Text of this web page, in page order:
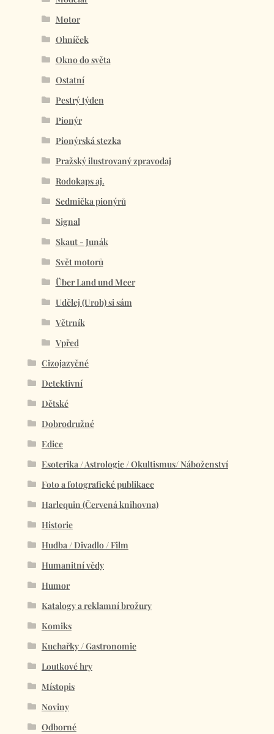
Motor
Ohníček
Okno do světa
Ostatní
Pestrý týden
Pionýr
Pionýrská stezka
Pražský ilustrovaný zpravodaj
Rodokaps aj.
Sedmička pionýrů
Signal
Skaut - Junák
Svět motorů
Über Land und Meer
Udělej (Urob) si sám
Větrník
Vpřed
Cizojazyčné
Detektivní
Dětské
Dobrodružné
Edice
Esoterika / Astrologie / Okultismus/ Náboženství
Foto a fotografické publikace
Harlequin (Červená knihovna)
Historie
Hudba / Divadlo / Film
Humanitní vědy
Humor
Katalogy a reklamní brožury
Komiks
Kuchařky / Gastronomie
Loutkové hry
Místopis
Noviny
Odborné